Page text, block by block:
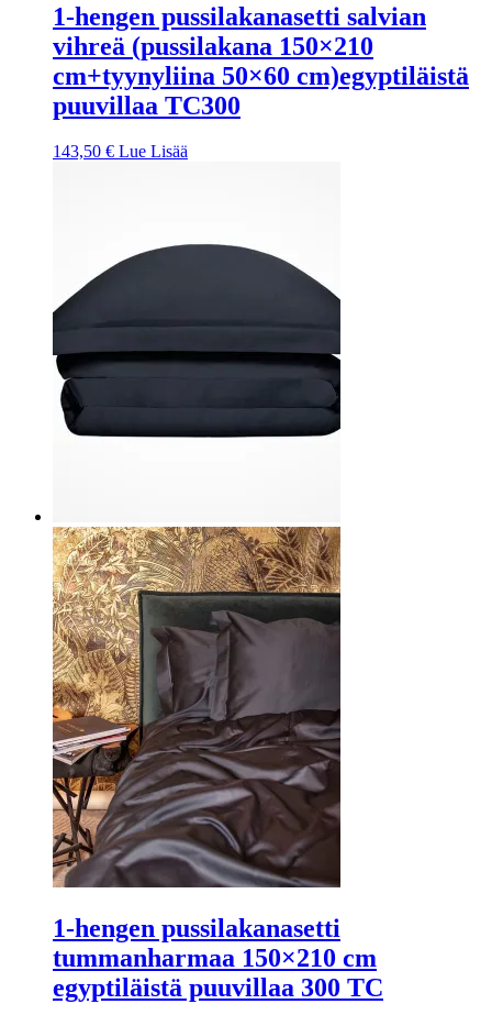
1-hengen pussilakanasetti salvian
vihreä (pussilakana 150×210
cm+tyynyliina 50×60 cm)egyptiläistä
puuvillaa TC300
143,50 € Lue Lisää
1-hengen pussilakanasetti
tummanharmaa 150×210 cm
egyptiläistä puuvillaa 300 TC